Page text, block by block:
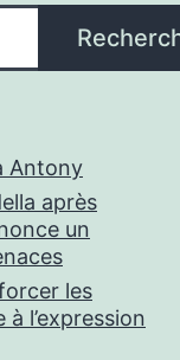
Antony
après
un
les
l’expression